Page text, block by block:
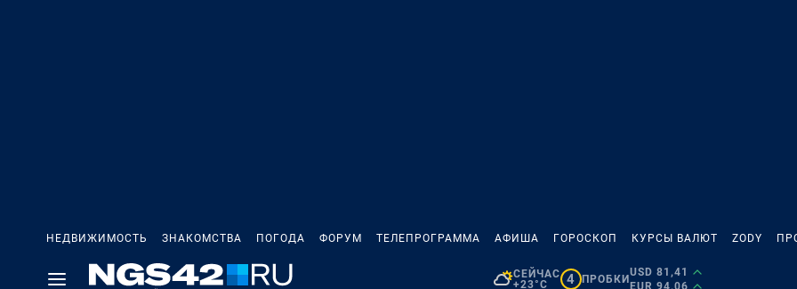
НЕДВИЖИМОСТЬ ЗНАКОМСТВА ПОГОДА ФОРУМ ТЕЛЕПРОГРАММА АФИША ГОРОСКОП КУРСЫ ВАЛЮТ ZODY
СЕЙЧАС
+23°C
4 ПРОБКИ
USD 81,41
EUR 94,06